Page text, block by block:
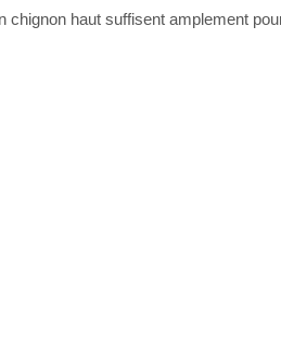
haut suffisent amplement